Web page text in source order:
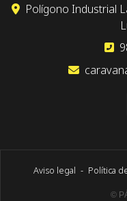
Polígono Industrial
Aviso legal - Política
©